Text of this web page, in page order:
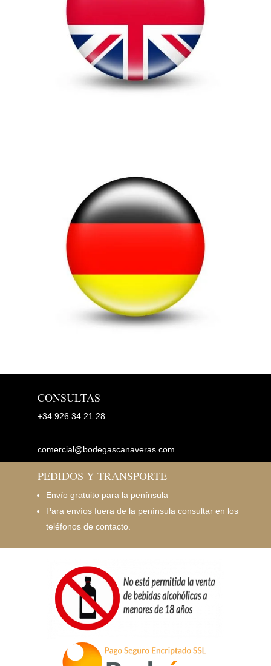
CONSULTAS
+34 926 34 21 28
comercial@bodegascanaveras.com
PEDIDOS Y TRANSPORTE
Envío gratuito para la península
Para envíos fuera de la península consultar en los
teléfonos de contacto.